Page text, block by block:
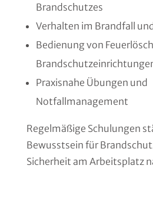
Brandschutzes
Verhalten im Brandfall
Bedienung von
Praxisnahe Übungen und
Notfallmanagement
Regelmäßige Schulungen
Bewusstsein für
Sicherheit am Arbeitsplatz